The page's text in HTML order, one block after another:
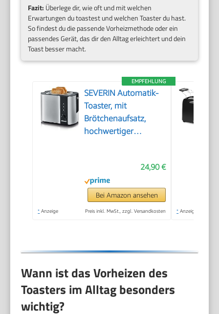
Fazit: Überlege dir, wie oft und mit welchen
Erwartungen du toastest und welchen Toaster du hast.
So findest du die passende Vorheizmethode oder ein
passendes Gerät, das dir den Alltag erleichtert und dein
Toast besser macht.
EMPFEHLUNG
SEVERIN Automatik-
Toaster, mit
Brötchenaufsatz,
hochwertiger
und Erwärmen, 800
W,steel, AT 2589
24,90 €
Bei Amazon ansehen
* Anzeige Preis inkl. MwSt., zzgl. Versandkosten * Anzeige
Wann ist das Vorheizen des
Toasters im Alltag besonders
wichtig?